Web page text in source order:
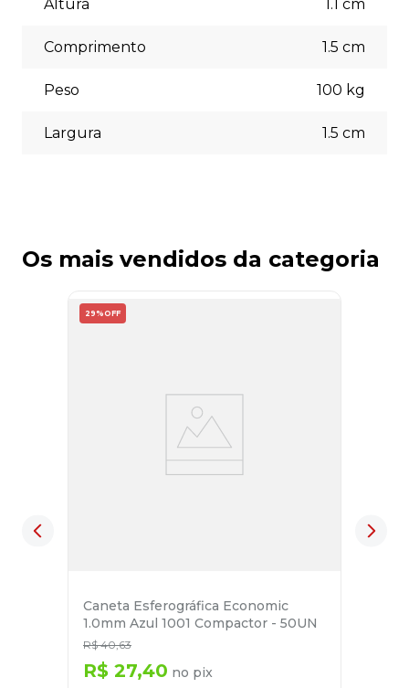
escolher a opção que melhor se adapte às suas
Altura 1.1 cm
Comprimento 1.5 cm
Peso 100 kg
Largura 1.5 cm
Os mais vendidos da categoria
29% OFF
Caneta Esferográfica Economic
1.0mm Azul 1001 Compactor - 50UN
R$ 40,63
R$ 27,40 no pix